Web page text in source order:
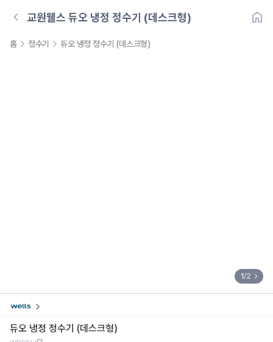
교원웰스 듀오 냉정 정수기 (데스크형)
홈 정수기 듀오 냉정 정수기 (데스크형)
1/2
듀오 냉정 정수기 (데스크형)